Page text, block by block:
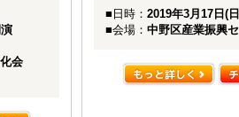
会
■日時： 2019年3月17日(
■会場： 中野区産業振興